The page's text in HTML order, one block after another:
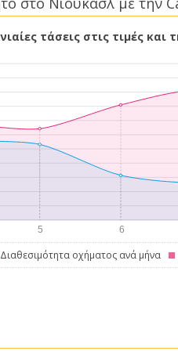
τάσεις στις τιμές
Διαθεσιμότητα οχήματος ανά μήνα